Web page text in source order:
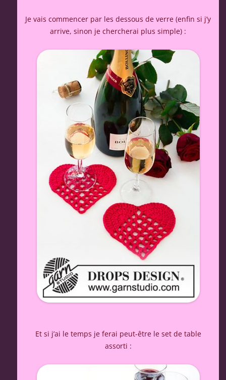
Je vais commencer par les dessous de verre (enfin si j’y
arrive, sinon je chercherai plus simple) :
Et si j’ai le temps je ferai peut-être le set de table
assorti :